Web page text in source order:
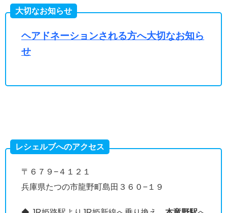
大切なお知らせ
ヘアドネーションされる方へ大切なお知ら
せ
レシェルブへのアクセス
〒６７９−４１２１
兵庫県たつの市龍野町島田３６０−１９